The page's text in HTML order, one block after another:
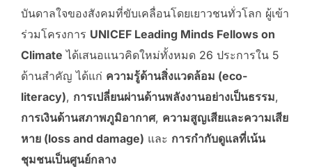
บันดาลใจของสังคมที่ขับเคลื่อนโดยเยาวชนทั่วโลก ผู้เข้า
ร่วมโครงการ UNICEF Leading Minds Fellows on
Climate ได้เสนอแนวคิดใหม่ทั้งหมด 26 ประการใน 5
ด้านสำคัญ ได้แก่ ความรู้ด้านสิ่งแวดล้อม (eco-
literacy), การเปลี่ยนผ่านด้านพลังงานอย่างเป็นธรรม,
การเงินด้านสภาพภูมิอากาศ, ความสูญเสียและความเสีย
หาย (loss and damage) และ การกำกับดูแลที่เน้น
ชุมชนเป็นศูนย์กลาง